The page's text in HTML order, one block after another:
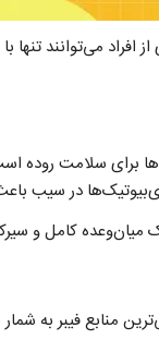
می‌توانند تنها
در سیب
میان‌وعده کامل و